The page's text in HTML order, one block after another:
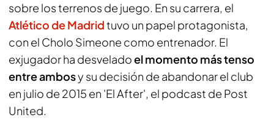
sobre los terrenos de juego. En su carrera, el
Atlético de Madridtuvo un papel protagonista,
con el Cholo Simeone como entrenador. El
exjugador ha desveladoel momento más tenso
entre ambosy su decisión de abandonar el club
en julio de 2015 en 'El After', el podcast de Post
United.